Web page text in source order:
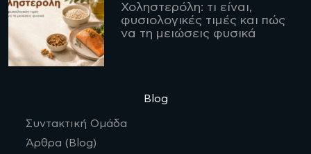
Χοληστερόλη: τι είναι,
φυσιολογικές τιμές και πώς
να τη μειώσεις φυσικά
Blog
Συντακτική Ομάδα
Άρθρα (Blog)